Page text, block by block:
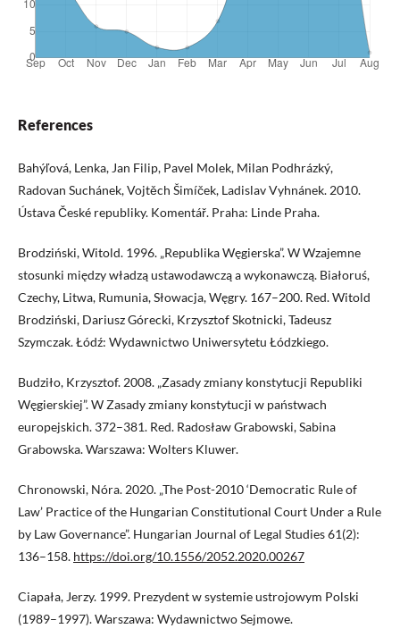
References
Bahýľová, Lenka, Jan Filip, Pavel Molek, Milan Podhrázký,
Radovan Suchánek, Vojtěch Šimíček, Ladislav Vyhnánek. 2010.
Ústava České republiky. Komentář. Praha: Linde Praha.
Brodziński, Witold. 1996. „Republika Węgierska”. W Wzajemne
stosunki między władzą ustawodawczą a wykonawczą. Białoruś,
Czechy, Litwa, Rumunia, Słowacja, Węgry. 167–200. Red. Witold
Brodziński, Dariusz Górecki, Krzysztof Skotnicki, Tadeusz
Szymczak. Łódź: Wydawnictwo Uniwersytetu Łódzkiego.
Budziło, Krzysztof. 2008. „Zasady zmiany konstytucji Republiki
Węgierskiej”. W Zasady zmiany konstytucji w państwach
europejskich. 372–381. Red. Radosław Grabowski, Sabina
Grabowska. Warszawa: Wolters Kluwer.
Chronowski, Nóra. 2020. „The Post-2010 ‘Democratic Rule of
Law’ Practice of the Hungarian Constitutional Court Under a Rule
by Law Governance”. Hungarian Journal of Legal Studies 61(2):
136–158. https://doi.org/10.1556/2052.2020.00267
Ciapała, Jerzy. 1999. Prezydent w systemie ustrojowym Polski
(1989–1997). Warszawa: Wydawnictwo Sejmowe.